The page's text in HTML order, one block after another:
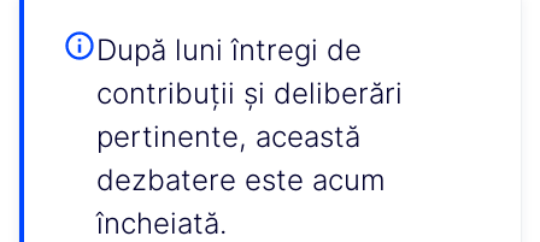
După luni întregi de
contribuții și deliberări
pertinente, această
dezbatere este acum
încheiată.